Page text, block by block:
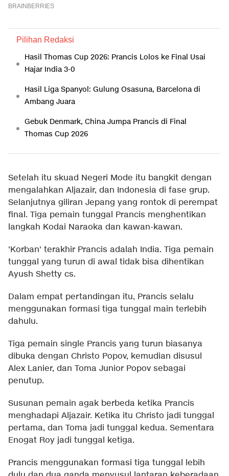
Pilihan Redaksi
Hasil Thomas Cup 2026: Prancis Lolos ke Final Usai
Hajar India 3-0
Hasil Liga Spanyol: Gulung Osasuna, Barcelona di
Ambang Juara
Gebuk Denmark, China Jumpa Prancis di Final
Thomas Cup 2026
Setelah itu skuad Negeri Mode itu bangkit dengan
mengalahkan Aljazair, dan Indonesia di fase grup.
Selanjutnya giliran Jepang yang rontok di perempat
final. Tiga pemain tunggal Prancis menghentikan
langkah Kodai Naraoka dan kawan-kawan.
'Korban' terakhir Prancis adalah India. Tiga pemain
tunggal yang turun di awal tidak bisa dihentikan
Ayush Shetty cs.
Dalam empat pertandingan itu, Prancis selalu
menggunakan formasi tiga tunggal main terlebih
dahulu.
Tiga pemain single Prancis yang turun biasanya
dibuka dengan Christo Popov, kemudian disusul
Alex Lanier, dan Toma Junior Popov sebagai
penutup.
Susunan pemain agak berbeda ketika Prancis
menghadapi Aljazair. Ketika itu Christo jadi tunggal
pertama, dan Toma jadi tunggal kedua. Sementara
Enogat Roy jadi tunggal ketiga.
Prancis menggunakan formasi tiga tunggal lebih